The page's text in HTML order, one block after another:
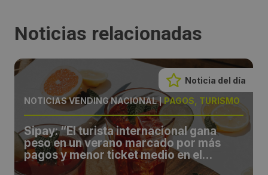
Noticias relacionadas
NOTICIAS VENDING NACIONAL|PAGOS, TURISMO
Sipay: “El turista internacional gana
peso en un verano marcado por más
pagos y menor ticket medio en el
comercio español”
Noticia del día